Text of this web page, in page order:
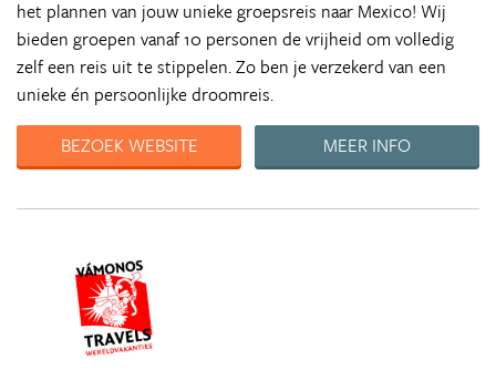
het plannen van jouw unieke groepsreis naar Mexico! Wij
bieden groepen vanaf 10 personen de vrijheid om volledig
zelf een reis uit te stippelen. Zo ben je verzekerd van een
unieke én persoonlijke droomreis.
BEZOEK WEBSITE
MEER INFO